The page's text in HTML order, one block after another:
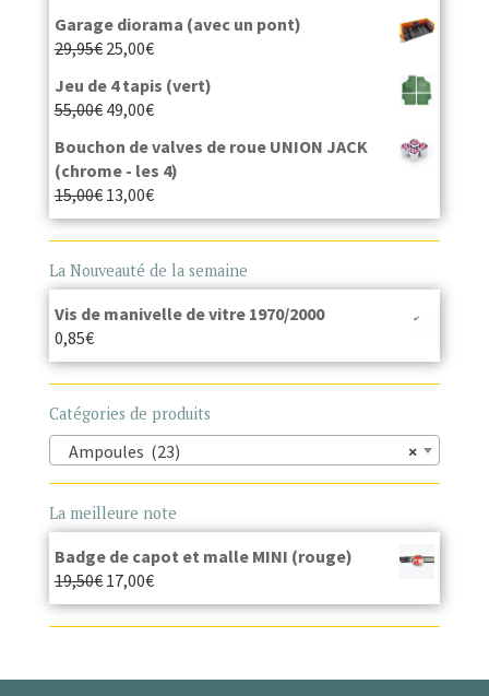
Garage diorama (avec un pont)
29,95€ 25,00€
Jeu de 4 tapis (vert)
55,00€ 49,00€
Bouchon de valves de roue UNION JACK
(chrome - les 4)
15,00€ 13,00€
La Nouveauté de la semaine
Vis de manivelle de vitre 1970/2000
0,85€
Catégories de produits
×
Ampoules (23)
La meilleure note
Badge de capot et malle MINI (rouge)
19,50€ 17,00€